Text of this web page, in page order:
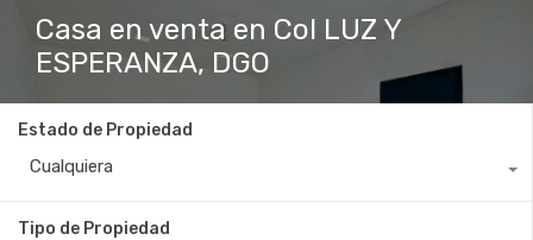
Casa en venta en Col LUZ Y
ESPERANZA, DGO
Estado de Propiedad
Cualquiera
Tipo de Propiedad